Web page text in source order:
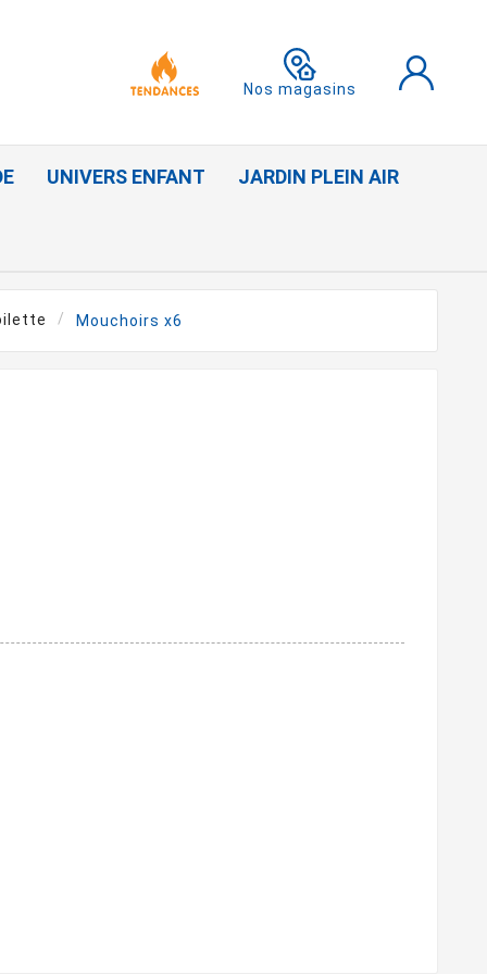
Nos magasins
UNIVERS ENFANT JARDIN PLEIN AIR
Mouchoirs x6